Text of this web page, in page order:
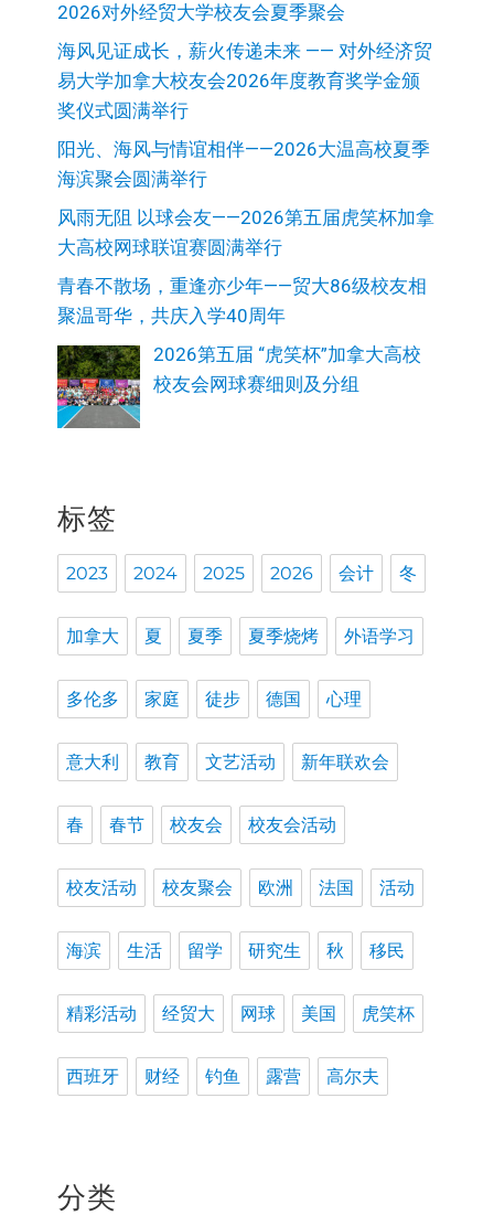
2026对外经贸大学校友会夏季聚会
海风见证成长，薪火传递未来 —— 对外经济贸
易大学加拿大校友会2026年度教育奖学金颁
奖仪式圆满举行
阳光、海风与情谊相伴——2026大温高校夏季
海滨聚会圆满举行
风雨无阻 以球会友——2026第五届虎笑杯加拿
大高校网球联谊赛圆满举行
青春不散场，重逢亦少年——贸大86级校友相
聚温哥华，共庆入学40周年
2026第五届 “虎笑杯”加拿大高校
校友会网球赛细则及分组
标签
2023 2024 2025 2026 会计 冬
加拿大 夏 夏季 夏季烧烤 外语学习
多伦多 家庭 徒步 德国 心理
意大利 教育 文艺活动 新年联欢会
春 春节 校友会 校友会活动
校友活动 校友聚会 欧洲 法国 活动
海滨 生活 留学 研究生 秋 移民
精彩活动 经贸大 网球 美国 虎笑杯
西班牙 财经 钓鱼 露营 高尔夫
分类